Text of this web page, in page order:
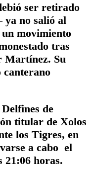
ser retirado
ya no salió al
movimiento
tras
Martínez. Su
de
titular de Xolos
los Tigres, en
a cabo el
21:06 horas.